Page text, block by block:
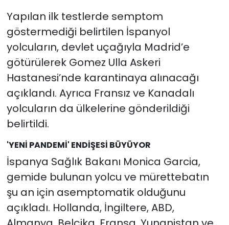
Yapılan ilk testlerde semptom
göstermediği belirtilen İspanyol
yolcuların, devlet uçağıyla Madrid’e
götürülerek Gomez Ulla Askeri
Hastanesi’nde karantinaya alınacağı
açıklandı. Ayrıca Fransız ve Kanadalı
yolcuların da ülkelerine gönderildiği
belirtildi.
'YENİ PANDEMİ' ENDİŞESİ BÜYÜYOR
İspanya Sağlık Bakanı Monica Garcia,
gemide bulunan yolcu ve mürettebatın
şu an için asemptomatik olduğunu
açıkladı. Hollanda, İngiltere, ABD,